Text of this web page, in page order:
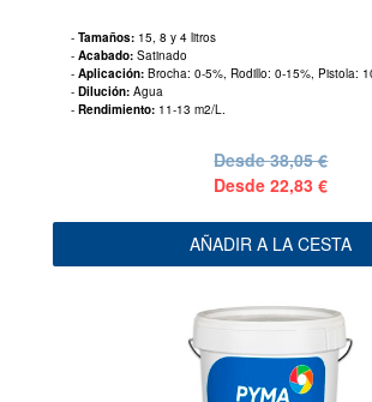
- Tamaños: 15, 8 y 4 litros
- Acabado: Satinado
- Aplicación: Brocha: 0-5%, Rodillo: 0-15%, Pistola:
- Dilución: Agua
- Rendimiento: 11-13 m2/L.
Desde38,05 €
Desde22,83 €
AÑADIR A LA CESTA